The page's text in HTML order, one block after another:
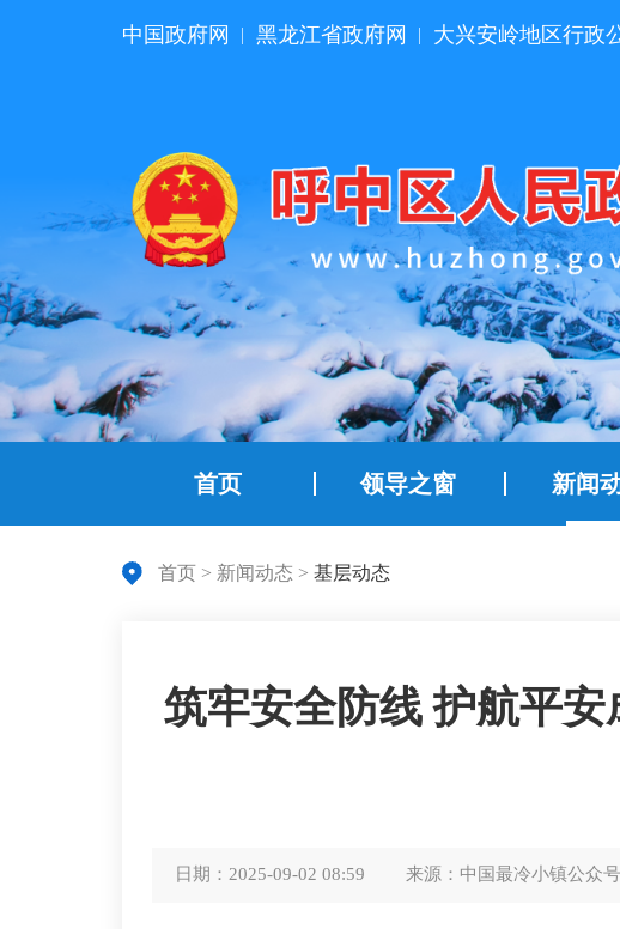
中国政府网 | 黑龙江省政府网 | 大兴安岭地区行政
首页 领导之窗 新闻
首页 > 新闻动态 > 基层动态
筑牢安全防线 护航平
日期： 2025-09-02 08:59 来源： 中国最冷小镇公众号